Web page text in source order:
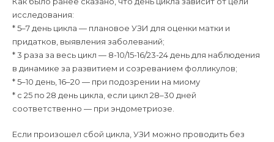
исследования:
* 5–7 день цикла — плановое УЗИ для оценки матки и
придатков, выявления заболеваний;
* 3 раза за весь цикл — 8-10/15-16/23-24 день для наблюдения
в динамике за развитием и созреванием фолликулов;
* 5–10 день, 16–20 — при подозрении на миому
* с 25 по 28 день цикла, если цикл 28–30 дней
соответственно — при эндометриозе.
Если произошел сбой цикла, УЗИ можно проводить без